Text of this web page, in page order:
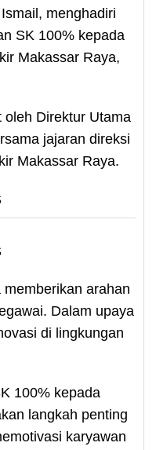
menghadiri
SK 100% kepada
Makassar Raya,
oleh Direktur Utama
jajaran direksi
Makassar Raya.
arahan
Dalam upaya
di lingkungan
100% kepada
langkah penting
karyawan